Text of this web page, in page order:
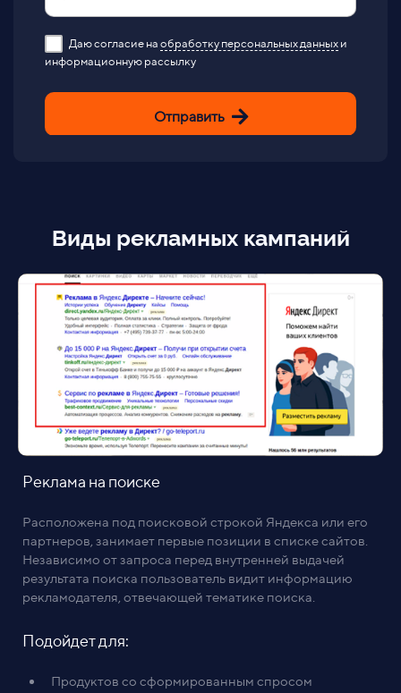
Даю согласие на обработку персональных данных и
информационную рассылку
Отправить
Виды рекламных кампаний
Реклама на поиске
Расположена под поисковой строкой Яндекса или его
партнеров, занимает первые позиции в списке сайтов.
Независимо от запроса перед внутренней выдачей
результата поиска пользователь видит информацию
рекламодателя, отвечающей тематике поиска.
Подойдет для:
Продуктов со сформированным спросом